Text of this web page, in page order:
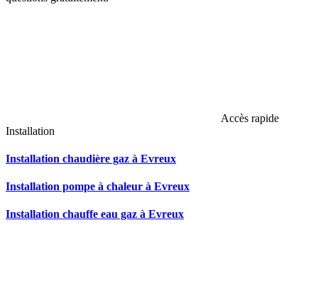
Accès rapide
Installation
Installation chaudière gaz à Evreux
Installation pompe à chaleur à Evreux
Installation chauffe eau gaz à Evreux